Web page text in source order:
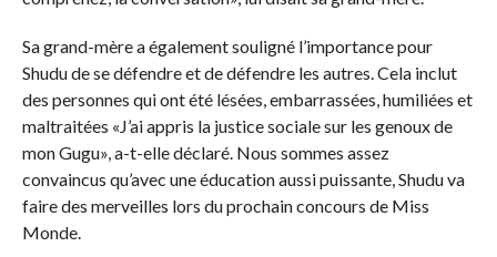
Sa grand-mère a également souligné l’importance pour
Shudu de se défendre et de défendre les autres. Cela inclut
des personnes qui ont été lésées, embarrassées, humiliées et
maltraitées «J’ai appris la justice sociale sur les genoux de
mon Gugu», a-t-elle déclaré. Nous sommes assez
convaincus qu’avec une éducation aussi puissante, Shudu va
faire des merveilles lors du prochain concours de Miss
Monde.